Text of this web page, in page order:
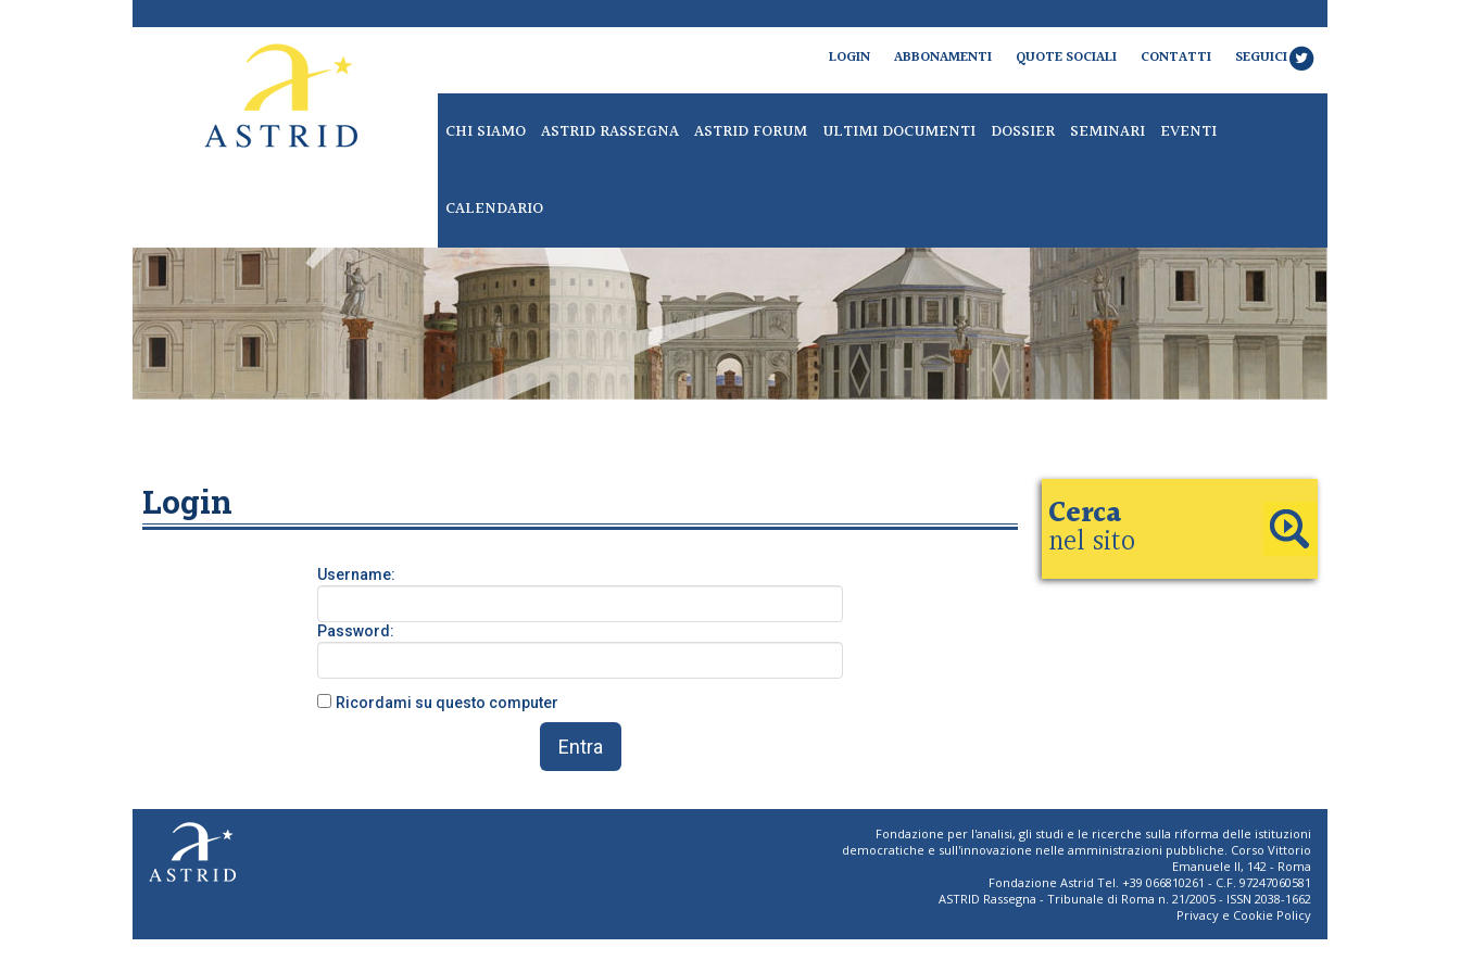
ABBONAMENTI QUOTE SOCIALI CONTATTI SEGUICI
LOGIN
CHI SIAMO ASTRID RASSEGNA ASTRID FORUM ULTIMI DOCUMENTI DOSSIER SEMINARI EVENTI
CALENDARIO
Login
Username:
Password:
Ricordami su questo computer
Entra
Cerca
nel sito
Fondazione per l'analisi, gli studi e le ricerche sulla riforma delle istituzioni
democratiche e sull'innovazione nelle amministrazioni pubbliche. Corso Vittorio
Emanuele II, 142 - Roma
Fondazione Astrid Tel. +39 066810261 - C.F. 97247060581
ASTRID Rassegna - Tribunale di Roma n. 21/2005 - ISSN 2038-1662
Privacy e Cookie Policy